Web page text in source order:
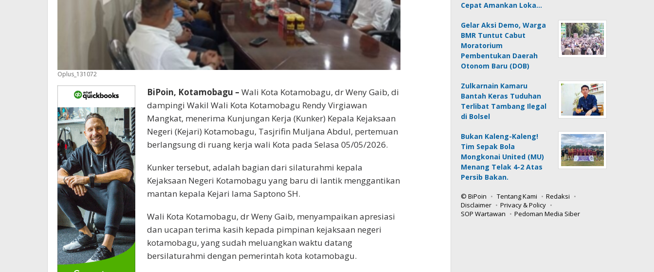
Oplus_131072
BiPoin, Kotamobagu – Wali Kota Kotamobagu, dr Weny Gaib, di
dampingi Wakil Wali Kota Kotamobagu Rendy Virgiawan
Mangkat, menerima Kunjungan Kerja (Kunker) Kepala Kejaksaan
Negeri (Kejari) Kotamobagu, Tasjrifin Muljana Abdul, pertemuan
berlangsung di ruang kerja wali Kota pada Selasa 05/05/2026.
Kunker tersebut, adalah bagian dari silaturahmi kepala
Kejaksaan Negeri Kotamobagu yang baru di lantik menggantikan
mantan kepala Kejari lama Saptono SH.
Wali Kota Kotamobagu, dr Weny Gaib, menyampaikan apresiasi
dan ucapan terima kasih kepada pimpinan kejaksaan negeri
kotamobagu, yang sudah meluangkan waktu datang
bersilaturahmi dengan pemerintah kota kotamobagu.
Cepat Amankan Loka…
Gelar Aksi Demo, Warga
BMR Tuntut Cabut
Moratorium
Pembentukan Daerah
Otonom Baru (DOB)
Zulkarnain Kamaru
Bantah Keras Tuduhan
Terlibat Tambang Ilegal
di Bolsel
Bukan Kaleng-Kaleng!
Tim Sepak Bola
Mongkonai United (MU)
Menang Telak 4-2 Atas
Persib Bakan.
© BiPoin Tentang Kami
Redaksi
Disclaimer
Privacy & Policy
SOP Wartawan
Pedoman Media Siber